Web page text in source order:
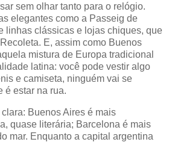
sem olhar tanto para o relógio.
elegantes como a Passeig de
linhas clássicas e lojas chiques, que
E, assim como Buenos
mistura de Europa tradicional
latina: você pode vestir algo
e camiseta, ninguém vai se
é estar na rua.
Buenos Aires é mais
quase literária; Barcelona é mais
mar. Enquanto a capital argentina